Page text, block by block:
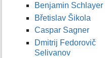
Benjamin Schlayer
Břetislav Šikola
Caspar Sagner
Dmitrij Fedorovič
Selivanov